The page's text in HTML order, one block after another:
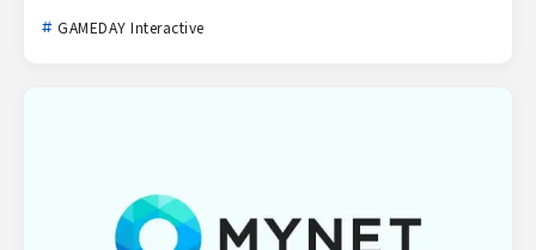
GAMEDAY Interactive